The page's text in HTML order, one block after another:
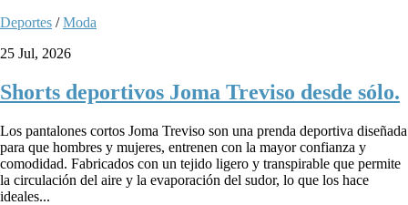
Deportes /Moda
25 Jul, 2026
Shorts deportivos Joma Treviso desde sólo.
Los pantalones cortos Joma Treviso son una prenda deportiva diseñada
para que hombres y mujeres, entrenen con la mayor confianza y
comodidad. Fabricados con un tejido ligero y transpirable que permite
la circulación del aire y la evaporación del sudor, lo que los hace
ideales...